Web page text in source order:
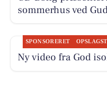
sommerhus ved
SPONSORERET
Ny video fra God